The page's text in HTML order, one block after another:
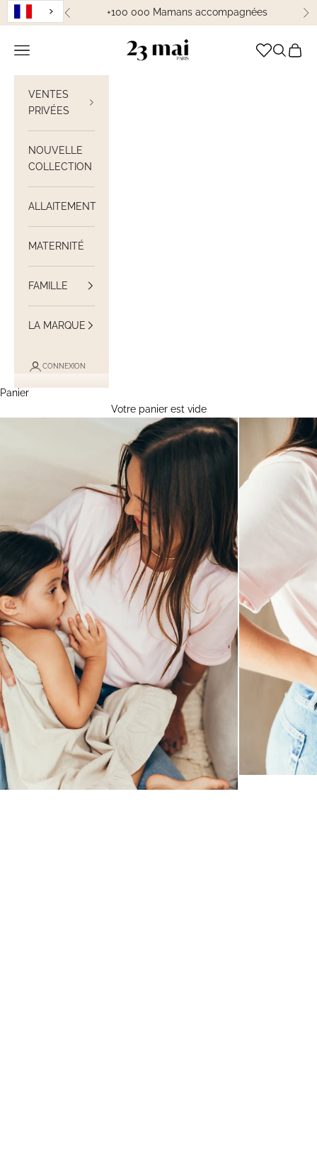
Passer au contenu
Précédent+100 000 Mamans accompagnées
23 Mai Paris
Ouvrir la navigation Ouvrir la
Voir
VENTES
PRIVÉES
NOUVELLE
COLLECTION
ALLAITEMENT
MATERNITÉ
FAMILLE
LA MARQUE
CONNEXION
Panier
Votre panier est vide